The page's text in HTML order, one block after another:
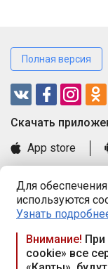
Для
используются
Узнать
Внимание! При
cookie» все
Полная версия
Cкачать
App store
Книга замечаний и
Правила и
Praca.by ©
Республика
117а, пом. № 9.